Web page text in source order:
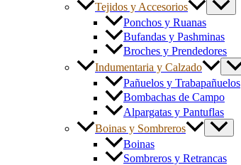
Tejidos y Accesorios
Ponchos y Ruanas
Bufandas y Pashminas
Broches y Prendedores
Indumentaria y Calzado
Pañuelos y Trabapañuelos
Bombachas de Campo
Alpargatas y Pantuflas
Boinas y Sombreros
Boinas
Sombreros y Retrancas